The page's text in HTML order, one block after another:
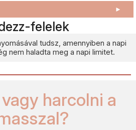
►
felelek
tudsz, amennyiben a napi
nem haladta meg a napi limitet.
harcolni a